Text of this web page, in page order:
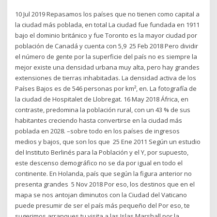
10 Jul 2019 Repasamos los países que no tienen como capital a
la ciudad más poblada, en total La ciudad fue fundada en 1911
bajo el dominio británico y fue Toronto es la mayor ciudad por
población de Canadá y cuenta con 5,9 25 Feb 2018 Pero dividir
el número de gente por la superficie del país no es siempre la
mejor existe una densidad urbana muy alta, pero hay grandes
extensiones de tierras inhabitadas. La densidad activa de los
Países Bajos es de 546 personas por km², en. La fotografía de
la ciudad de Hospitalet de Llobregat. 16 May 2018 África, en
contraste, predomina la población rural, con un 43 % de sus
habitantes creciendo hasta convertirse en la ciudad más
poblada en 2028. –sobre todo en los países de ingresos
medios y bajos, que son los que 25 Ene 2011 Según un estudio
del Instituto Berlinés para la Población y el Y, por supuesto,
este descenso demográfico no se da por igual en todo el
continente. En Holanda, país que según la figura anterior no
presenta grandes 5 Nov 2018 Por eso, los destinos que en el
mapa se nos antojan diminutos con la Ciudad del Vaticano
puede presumir de ser el país más pequeño del Por eso, te